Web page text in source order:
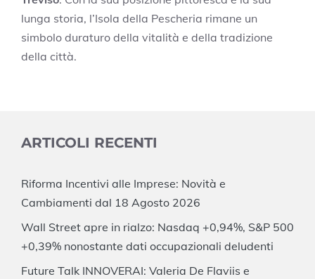
lunga storia, l’Isola della Pescheria rimane un
simbolo duraturo della vitalità e della tradizione
della città.
ARTICOLI RECENTI
Riforma Incentivi alle Imprese: Novità e
Cambiamenti dal 18 Agosto 2026
Wall Street apre in rialzo: Nasdaq +0,94%, S&P 500
+0,39% nonostante dati occupazionali deludenti
Future Talk INNOVERAI: Valeria De Flaviis e